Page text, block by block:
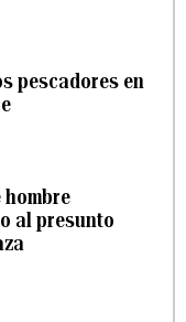
pescadores en
hombre
al presunto